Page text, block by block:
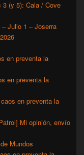
3 (y 5): Cala / Cove
Julio 1 – Joserra
en preventa la
en preventa la
en preventa la
Mi opinión, envío
Mundos